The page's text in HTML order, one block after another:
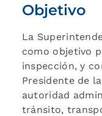
Objetivo
La
como objetivo
inspección, y
Presidente de
autoridad
tránsito,